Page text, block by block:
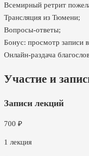
Всемирный ретрит
Трансляция из Тюмени;
Вопросы-ответы;
Бонус: просмотр записи
Онлайн-раздача
Участие и
Записи лекций
700 ₽
1 лекция